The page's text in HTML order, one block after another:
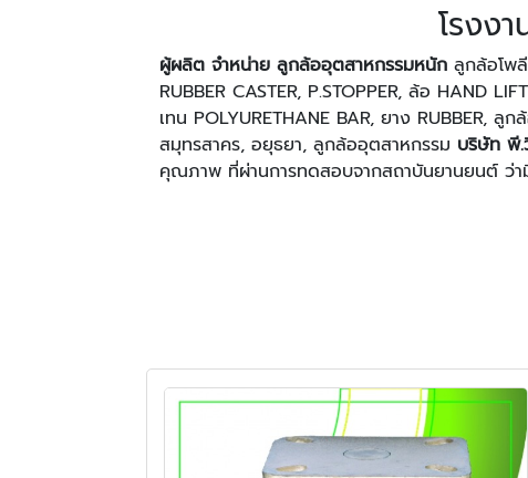
โรงง
ผู้ผลิต จำหน่าย ลูกล้ออุตสาหกรรมหนัก ลูกล้อโพ
RUBBER CASTER, P.STOPPER, ล้อ HAND
เทน POLYURETHANE BAR, ยาง RUBBER,
สมุทรสาคร, อยุธยา, ลูกล้ออุตสาหกรรม บริษัท พี.
คุณภาพ ที่ผ่านการทดสอบจากสถาบันยานยนต์ ว่